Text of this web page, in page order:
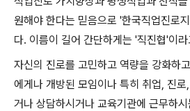
원해야 한다는 믿음으로 '한국직업진로
다. 이름이 길어 간단하게는 '직진협'이
자신의 진로를 고민하고 역량을 강화하
에게나 개방된 모임이나 특히 취업, 진로
거나 상담하시거나 교육기관에 근무하